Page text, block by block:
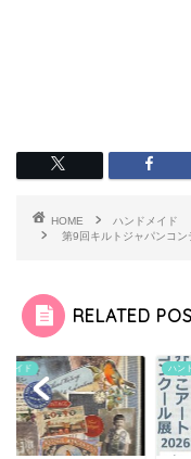
HOME
ハンドメイド
第9回キルトジャパンコ
RELATED
メイド ハン